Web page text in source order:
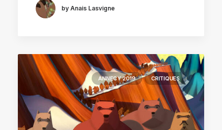
by Anais Lasvigne
ANNECY 2019 CRITIQUES